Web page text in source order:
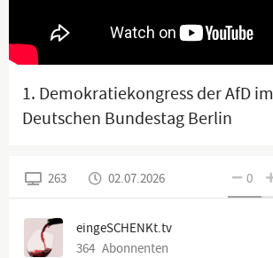
1. Demokratiekongress der AfD im
Deutschen Bundestag Berlin
0
263 02.07.2026
eingeSCHENKt.tv
364 Abonnenten